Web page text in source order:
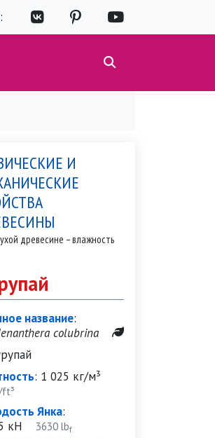
И
древесине – влажность
название:
colubrina
: 1 025 кг/м³
Янка:
кН 3630 lbf